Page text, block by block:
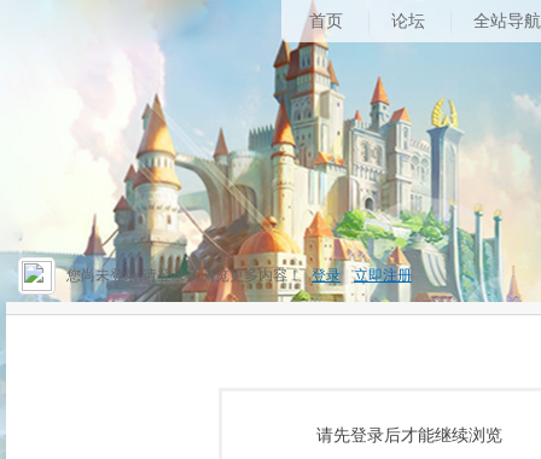
首页 论坛 全站导航
您尚未登录,请登录后浏览更多内容！ 登录 立即注册
请先登录后才能继续浏览